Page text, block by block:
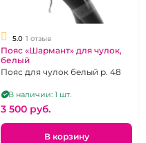
5.0 1 отзыв
Пояс «Шармант» для чулок,
белый
Пояс для чулок белый р. 48
В наличии: 1 шт.
3 500 pуб.
В корзину